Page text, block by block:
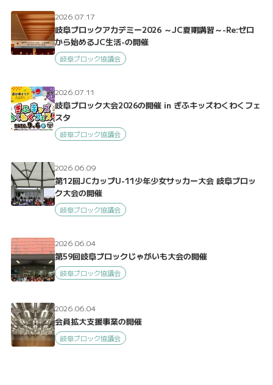
2026.07.17
岐阜ブロックアカデミー2026 ～JC夏期講習～-Re:ゼロ
から始めるJC生活-の開催
岐阜ブロック協議会
2026.07.11
岐阜ブロック大会2026の開催 in ぎふキッズわくわくフェ
スタ
岐阜ブロック協議会
2026.06.09
第12回JCカップU-11少年少女サッカー大会 岐阜ブロッ
ク大会の開催
岐阜ブロック協議会
2026.06.04
第59回岐阜ブロックじゃがいも大会の開催
岐阜ブロック協議会
2026.06.04
会員拡大支援事業の開催
岐阜ブロック協議会